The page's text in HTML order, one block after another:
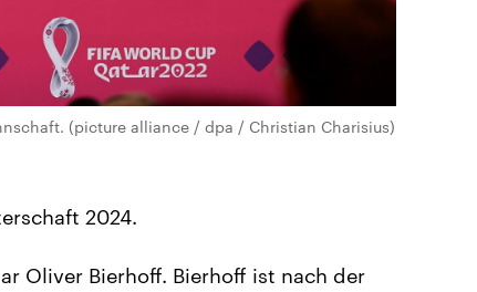
(picture alliance / dpa / Christian Charisius)
2024.
Oliver Bierhoff. Bierhoff ist nach der